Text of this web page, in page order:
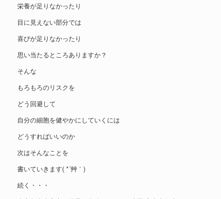
栄養が足りなかったり
目に見えない部分では
喜びが足りなかったり
思い当たるところありますか？
そんな
もろもろのリスクを
どう回避して
自分の細胞を健やかにしていくには
どうすればいいのか
次はそんなことを
書いていきます( *´艸｀)
続く・・・